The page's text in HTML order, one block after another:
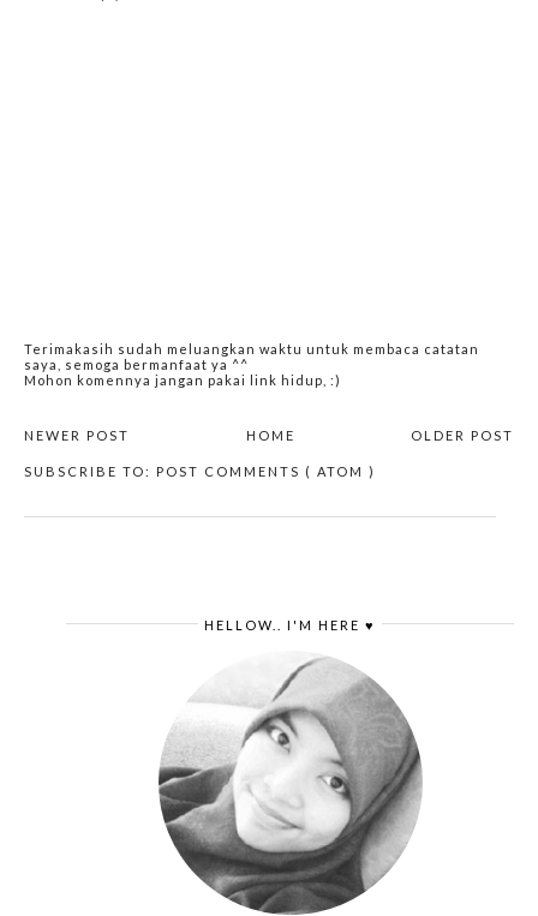
Terimakasih sudah meluangkan waktu untuk membaca catatan
saya, semoga bermanfaat ya ^^
Mohon komennya jangan pakai link hidup, :)
NEWER POST OLDER POST
HOME
SUBSCRIBE TO: POST COMMENTS ( ATOM )
HELLOW.. I'M HERE ♥